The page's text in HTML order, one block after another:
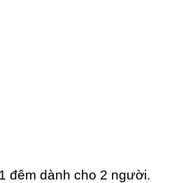
đêm dành cho 2 người.